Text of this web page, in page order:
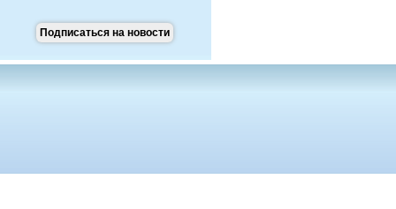
Подписаться на новости